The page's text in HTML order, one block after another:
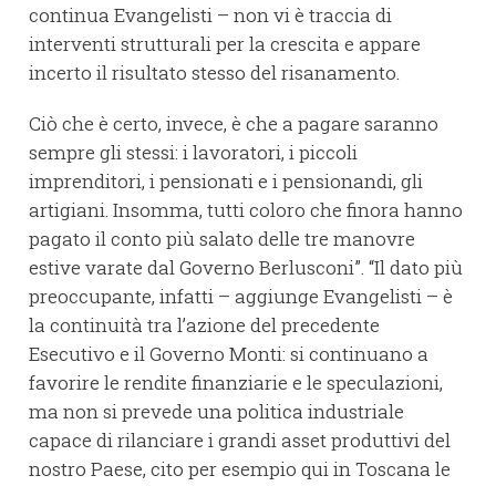
continua Evangelisti – non vi è traccia di
interventi strutturali per la crescita e appare
incerto il risultato stesso del risanamento.
Ciò che è certo, invece, è che a pagare saranno
sempre gli stessi: i lavoratori, i piccoli
imprenditori, i pensionati e i pensionandi, gli
artigiani. Insomma, tutti coloro che finora hanno
pagato il conto più salato delle tre manovre
estive varate dal Governo Berlusconi”. “Il dato più
preoccupante, infatti – aggiunge Evangelisti – è
la continuità tra l’azione del precedente
Esecutivo e il Governo Monti: si continuano a
favorire le rendite finanziarie e le speculazioni,
ma non si prevede una politica industriale
capace di rilanciare i grandi asset produttivi del
nostro Paese, cito per esempio qui in Toscana le